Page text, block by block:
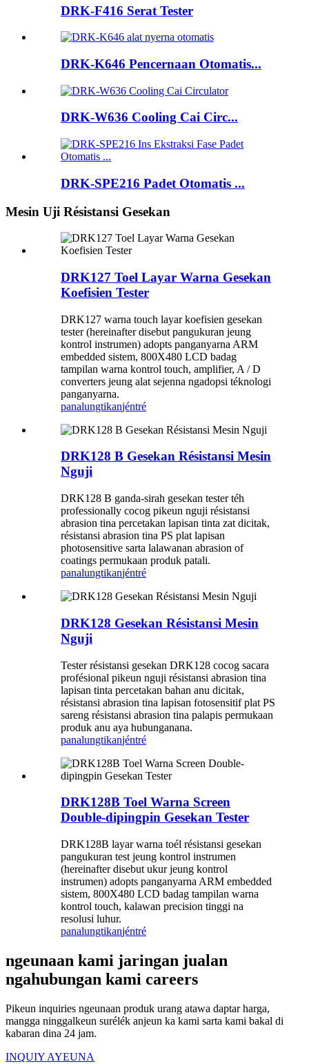
DRK-F416 Serat Tester
DRK-K646 Pencernaan Otomatis...
DRK-W636 Cooling Cai Circ...
DRK-SPE216 Padet Otomatis ...
Mesin Uji Résistansi Gesekan
DRK127 Toel Layar Warna Gesekan
Koefisien Tester
DRK127 warna touch layar koefisien gesekan
tester (hereinafter disebut pangukuran jeung
kontrol instrumen) adopts panganyarna ARM
embedded sistem, 800X480 LCD badag
tampilan warna kontrol touch, amplifier, A / D
converters jeung alat sejenna ngadopsi téknologi
panganyarna.
panalungtikanjéntré
DRK128 B Gesekan Résistansi Mesin
Nguji
DRK128 B ganda-sirah gesekan tester téh
professionally cocog pikeun nguji résistansi
abrasion tina percetakan lapisan tinta zat dicitak,
résistansi abrasion tina PS plat lapisan
photosensitive sarta lalawanan abrasion of
coatings permukaan produk patali.
panalungtikanjéntré
DRK128 Gesekan Résistansi Mesin
Nguji
Tester résistansi gesekan DRK128 cocog sacara
profésional pikeun nguji résistansi abrasion tina
lapisan tinta percetakan bahan anu dicitak,
résistansi abrasion tina lapisan fotosensitif plat PS
sareng résistansi abrasion tina palapis permukaan
produk anu aya hubunganana.
panalungtikanjéntré
DRK128B Toel Warna Screen
Double-dipingpin Gesekan Tester
DRK128B layar warna toél résistansi gesekan
pangukuran test jeung kontrol instrumen
(hereinafter disebut ukur jeung kontrol
instrumen) adopts panganyarna ARM embedded
sistem, 800X480 LCD badag tampilan warna
kontrol touch, kalawan precision tinggi na
resolusi luhur.
panalungtikanjéntré
ngeunaan kami jaringan jualan
ngahubungan kami careers
Pikeun inquiries ngeunaan produk urang atawa daptar harga,
mangga ninggalkeun surélék anjeun ka kami sarta kami bakal di
kabaran dina 24 jam.
INQUIY AYEUNA